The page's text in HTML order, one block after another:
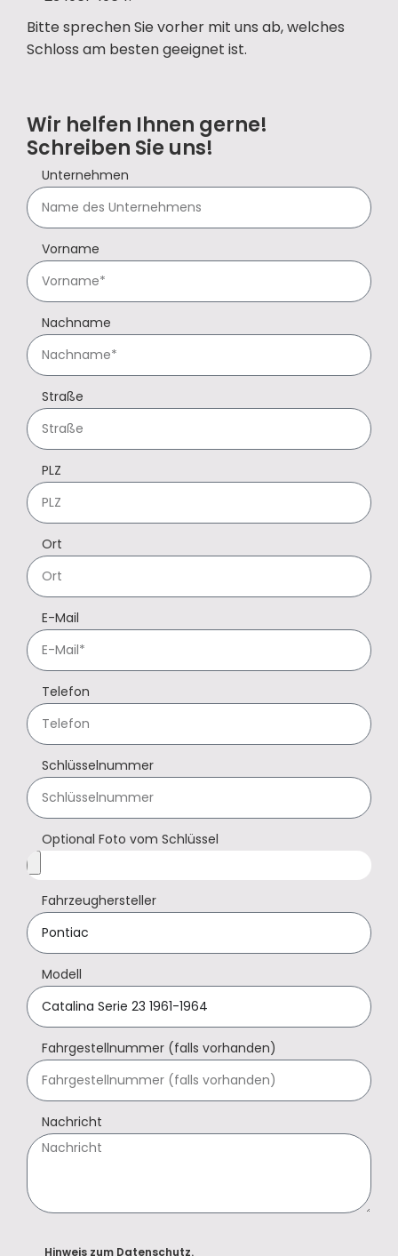
Bitte sprechen Sie vorher mit uns ab, welches
Schloss am besten geeignet ist.
Wir helfen Ihnen gerne!
Schreiben Sie uns!
Unternehmen
Vorname
Nachname
Straße
PLZ
Ort
E-Mail
Telefon
Schlüsselnummer
Optional Foto vom Schlüssel
Fahrzeughersteller
Modell
Fahrgestellnummer (falls vorhanden)
Nachricht
Hinweis zum Datenschutz.